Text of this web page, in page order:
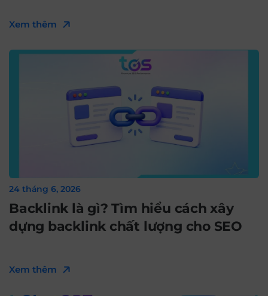
Xem thêm
24 tháng 6, 2026
Backlink là gì? Tìm hiểu cách xây
dựng backlink chất lượng cho SEO
Xem thêm